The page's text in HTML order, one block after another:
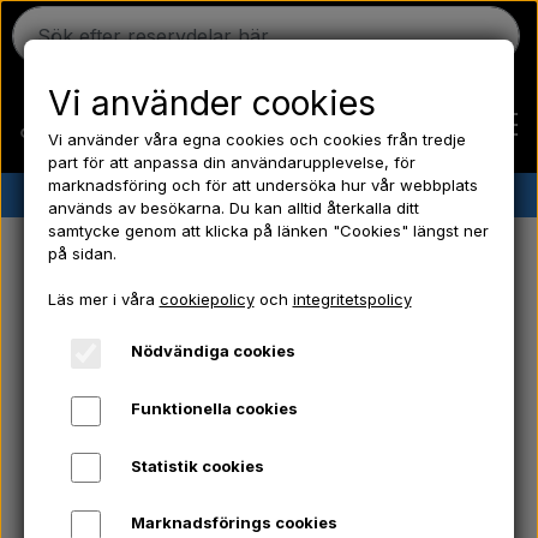
Hem
Massey Ferguson
Fordson
✔︎ Danskt lager ✔︎ Snabb leverans ✔︎ Låga priser
Traktorreservdelar &
veterantraktordelar – stort utbud
Hos Aparts erbjuder allt inom traktorreservdelar och
veterantraktordelar till klassiska traktorer. Oavsett om
du söker några av de populära eller mer sällsynta
reservdelarna, eller specifika delar som traktordäck,
Vi använder cookies
Vi använder våra egna cookies och cookies från tredje
part för att anpassa din användarupplevelse, för
marknadsföring och för att undersöka hur vår webbplats
används av besökarna. Du kan alltid återkalla ditt
samtycke genom att klicka på länken "Cookies" längst ner
på sidan.
Läs mer i våra cookiepolicyoch integritetspolicy
Nödvändiga cookies
Funktionella cookies
Statistik cookies
Marknadsförings cookies